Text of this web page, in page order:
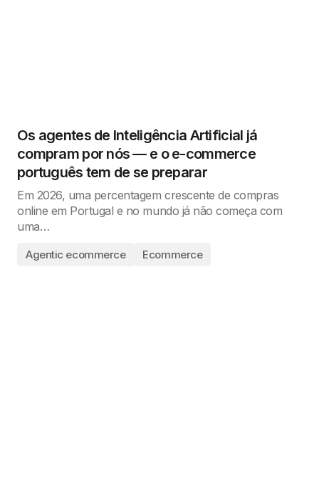
Os agentes de Inteligência Artificial já
compram por nós — e o e-commerce
português tem de se preparar
Em 2026, uma percentagem crescente de compras
online em Portugal e no mundo já não começa com
uma…
Agentic ecommerce Ecommerce